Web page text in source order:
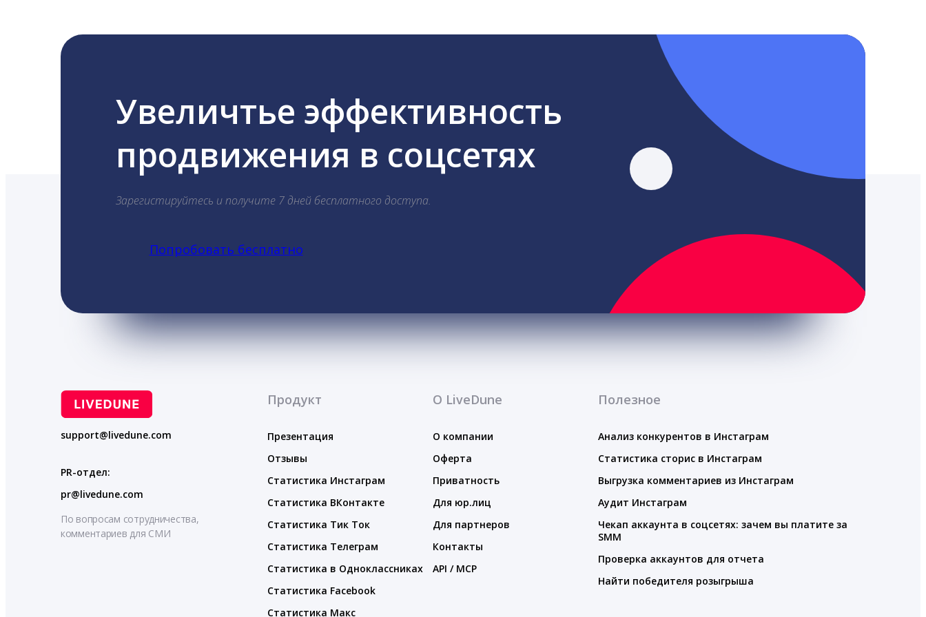
Увеличтье эффективность
продвижения в соцсетях
Зарегистируйтесь и получите 7 дней бесплатного доступа.
Попробовать бесплатно
support@livedune.com
PR-отдел:
pr@livedune.com
По вопросам сотрудничества,
комментариев для СМИ
Продукт
Презентация
Отзывы
Статистика Инстаграм
Статистика ВКонтакте
Статистика Тик Ток
Статистика Телеграм
Статистика в Одноклассниках
Статистика Facebook
Статистика Макс
О LiveDune
О компании
Оферта
Приватность
Для юр.лиц
Для партнеров
Контакты
API / MCP
Полезное
Анализ конкурентов в Инстаграм
Статистика сторис в Инстаграм
Выгрузка комментариев из Инстаграм
Аудит Инстаграм
Чекап аккаунта в соцсетях: зачем вы платите за
SMM
Проверка аккаунтов для отчета
Найти победителя розыгрыша